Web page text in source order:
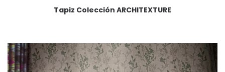
Tapiz Colección ARCHITEXTURE